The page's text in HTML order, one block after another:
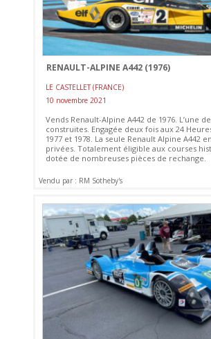
RENAULT-ALPINE A442 (1976)
LE CASTELLET (FRANCE)
10 novembre 2021
Vends Renault-Alpine A442 de 1976. L’une
construites. Engagée deux fois aux 24
1977 et 1978. La seule Renault Alpine A442
privées. Totalement éligible aux courses
dotée de nombreuses pièces de rechange.
Vendu par : RM Sotheby's